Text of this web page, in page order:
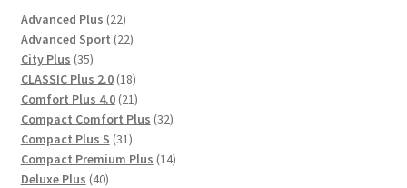
Advanced Plus 2222
Produkte
Advanced Sport 2222
City Plus 3535
Produkte
CLASSIC Plus 2.0 1818
Produkte
Comfort Plus 4.0 2121
Produkte
Compact Comfort Plus 3232
Compact Plus S 3131
Produkte
Compact Premium Plus 1414
Deluxe Plus 4040